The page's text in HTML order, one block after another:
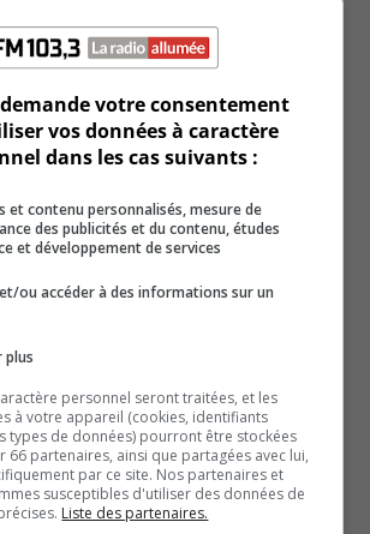
15h43
la Prestation canadienne
d’urgence est
demande votre consentement
vos données à caractère
dans les cas suivants :
et contenu personnalisés, mesure de
des publicités et du contenu, études
et développement de services
ou accéder à des informations sur un
plus
personnel seront traitées, et les
à votre appareil (cookies, identifiants
types de données) pourront être stockées
66 partenaires, ainsi que partagées avec lui,
par ce site. Nos partenaires et
susceptibles d'utiliser des données de
Liste des partenaires.